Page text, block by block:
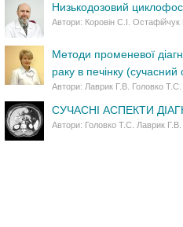
Низькодозовий
Автори: Коровін С.І.
Методи променевої
раку в печінку
Автори: Лаврик Г.В. Головко
CУЧАСНІ АСПЕКТИ
Автори: Головко Т.С. Лаврик